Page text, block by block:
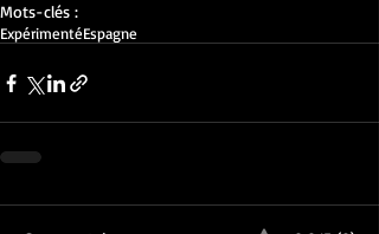
Mots-clés :
ExpérimentéEspagne